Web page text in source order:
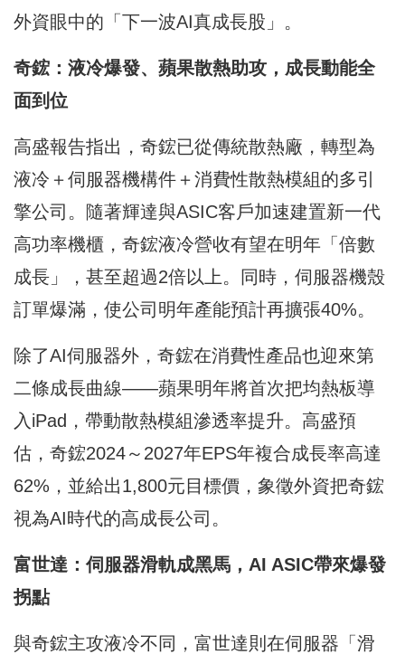
外資眼中的「下一波AI真成長股」。
奇鋐：液冷爆發、蘋果散熱助攻，成長動能全
面到位
高盛報告指出，奇鋐已從傳統散熱廠，轉型為
液冷＋伺服器機構件＋消費性散熱模組的多引
擎公司。隨著輝達與ASIC客戶加速建置新一代
高功率機櫃，奇鋐液冷營收有望在明年「倍數
成長」，甚至超過2倍以上。同時，伺服器機殼
訂單爆滿，使公司明年產能預計再擴張40%。
除了AI伺服器外，奇鋐在消費性產品也迎來第
二條成長曲線——蘋果明年將首次把均熱板導
入iPad，帶動散熱模組滲透率提升。高盛預
估，奇鋐2024～2027年EPS年複合成長率高達
62%，並給出1,800元目標價，象徵外資把奇鋐
視為AI時代的高成長公司。
富世達：伺服器滑軌成黑馬，AI ASIC帶來爆發
拐點
與奇鋐主攻液冷不同，富世達則在伺服器「滑